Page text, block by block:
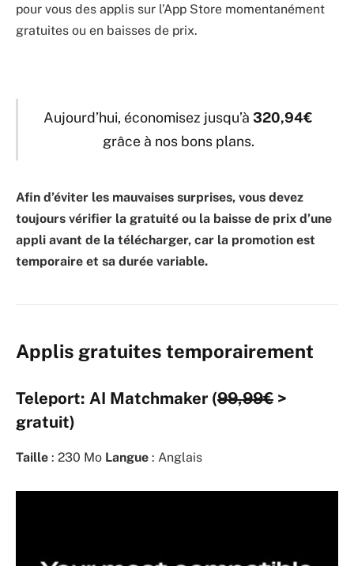
pour vous des applis sur l’App Store momentanément
gratuites ou en baisses de prix.
Aujourd’hui, économisez jusqu’à 320,94€
grâce à nos bons plans.
Afin d’éviter les mauvaises surprises, vous devez
toujours vérifier la gratuité ou la baisse de prix d’une
appli avant de la télécharger, car la promotion est
temporaire et sa durée variable.
Applis gratuites temporairement
Teleport: AI Matchmaker (99,99€ >
gratuit)
Taille : 230 Mo Langue : Anglais